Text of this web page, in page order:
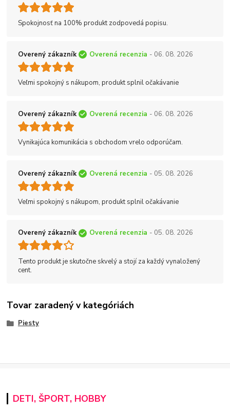
Spokojnosť na 100% produkt zodpovedá popisu.
Overený zákazník Overená recenzia - 06. 08. 2026
Veľmi spokojný s nákupom, produkt splnil očakávanie
Overený zákazník Overená recenzia - 06. 08. 2026
Vynikajúca komunikácia s obchodom vrelo odporúčam.
Overený zákazník Overená recenzia - 05. 08. 2026
Veľmi spokojný s nákupom, produkt splnil očakávanie
Overený zákazník Overená recenzia - 05. 08. 2026
Tento produkt je skutočne skvelý a stojí za každý vynaložený
cent.
Tovar zaradený v kategóriách
Piesty
DETI, ŠPORT, HOBBY